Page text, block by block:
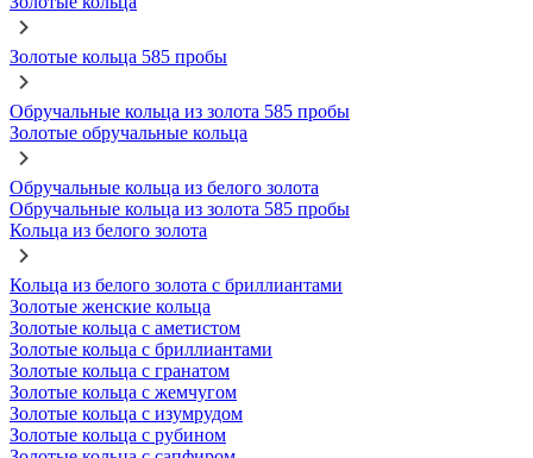
Золотые кольца 585 пробы
Обручальные кольца из золота 585 пробы
Золотые обручальные кольца
Обручальные кольца из белого золота
Обручальные кольца из золота 585 пробы
Кольца из белого золота
Кольца из белого золота с бриллиантами
Золотые женские кольца
Золотые кольца с аметистом
Золотые кольца с бриллиантами
Золотые кольца с гранатом
Золотые кольца с жемчугом
Золотые кольца с изумрудом
Золотые кольца с рубином